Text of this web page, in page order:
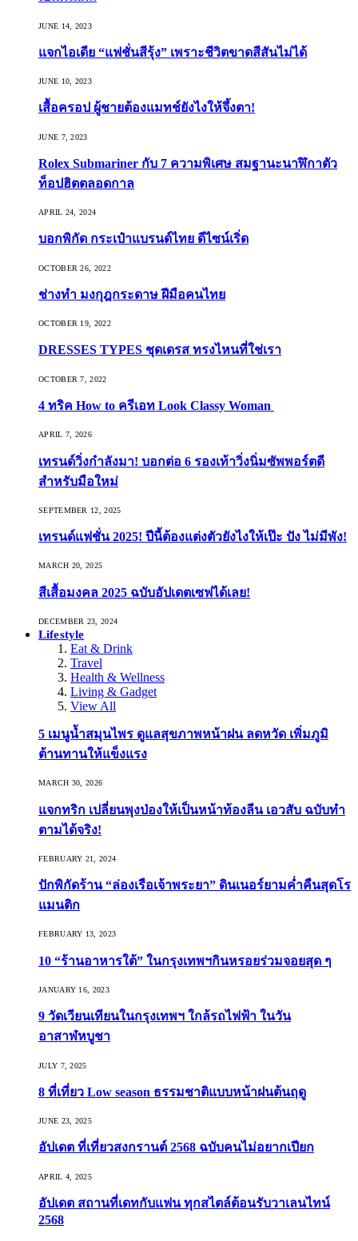
JUNE 14, 2023
แจกไอเดีย “แฟชั่นสีรุ้ง” เพราะชีวิตขาดสีสันไม่ได้
JUNE 10, 2023
เสื้อครอป ผู้ชายต้องแมทช์ยังไงให้จึ้งตา!
JUNE 7, 2023
Rolex Submariner กับ 7 ความพิเศษ สมฐานะนาฬิกาตัว
ท็อปฮิตตลอดกาล
APRIL 24, 2024
บอกพิกัด กระเป๋าแบรนด์ไทย ดีไซน์เริ่ด
OCTOBER 26, 2022
ช่างทำ มงกุฎกระดาษ ฝีมือคนไทย
OCTOBER 19, 2022
DRESSES TYPES ชุดเดรส ทรงไหนที่ใช่เรา
OCTOBER 7, 2022
4 ทริค How to ครีเอท Look Classy Woman
APRIL 7, 2026
เทรนด์วิ่งกำลังมา! บอกต่อ 6 รองเท้าวิ่งนิ่มซัพพอร์ตดี
สำหรับมือใหม่
SEPTEMBER 12, 2025
เทรนด์แฟชั่น 2025! ปีนี้ต้องแต่งตัวยังไงให้เป๊ะ ปัง ไม่มีพัง!
MARCH 20, 2025
สีเสื้อมงคล 2025 ฉบับอัปเดตเซฟได้เลย!
DECEMBER 23, 2024
Lifestyle
Eat & Drink
Travel
Health & Wellness
Living & Gadget
View All
5 เมนูน้ำสมุนไพร ดูแลสุขภาพหน้าฝน ลดหวัด เพิ่มภูมิ
ต้านทานให้แข็งแรง
MARCH 30, 2026
แจกทริก เปลี่ยนพุงป่องให้เป็นหน้าท้องลีน เอวสับ ฉบับทำ
ตามได้จริง!
FEBRUARY 21, 2024
ปักพิกัดร้าน “ล่องเรือเจ้าพระยา” ดินเนอร์ยามค่ำคืนสุดโร
แมนติก
FEBRUARY 13, 2023
10 “ร้านอาหารใต้” ในกรุงเทพฯกินหรอยร่วมจอยสุด ๆ
JANUARY 16, 2023
9 วัดเวียนเทียนในกรุงเทพฯ ใกล้รถไฟฟ้า ในวัน
อาสาฬหบูชา
JULY 7, 2025
8 ที่เที่ยว Low season ธรรมชาติแบบหน้าฝนต้นฤดู️
JUNE 23, 2025
อัปเดต ที่เที่ยวสงกรานต์ 2568 ฉบับคนไม่อยากเปียก
APRIL 4, 2025
อัปเดต สถานที่เดทกับแฟน ทุกสไตล์ต้อนรับวาเลนไทน์
2568